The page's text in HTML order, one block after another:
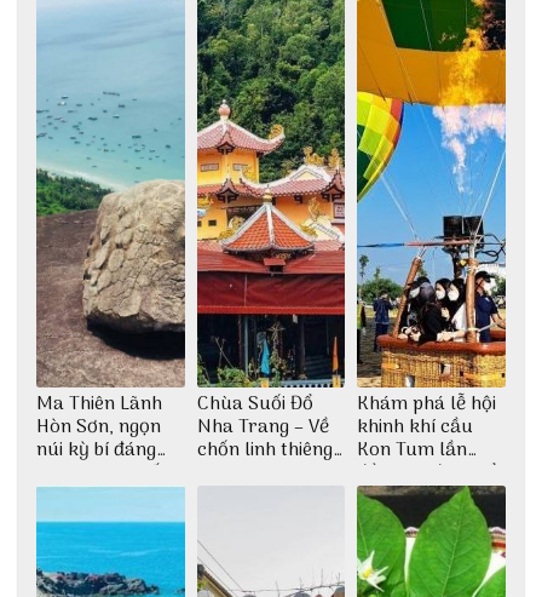
Ma Thiên Lãnh
Hòn Sơn, ngọn
núi kỳ bí đáng
khám phá nhất
Chùa Suối Đổ
Nha Trang – Về
chốn linh thiêng
thiền định
Khám phá lễ hội
khinh khí cầu
Kon Tum lần
đầu tiên được tổ
chức